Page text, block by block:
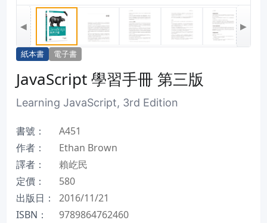
◀ ▶
紙本書 電子書
JavaScript 學習手冊 第三版
Learning JavaScript, 3rd Edition
書號：
A451
作者：
Ethan Brown
譯者：
賴屹民
定價：
580
出版日：
2016/11/21
ISBN：
9789864762460